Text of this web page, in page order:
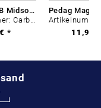
CARBON LAB Midsole Cleaner
*
11,99